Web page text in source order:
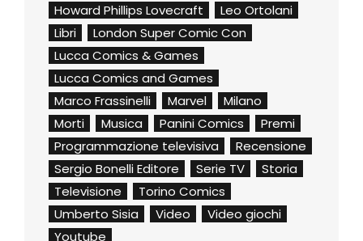
Howard Phillips Lovecraft
Leo Ortolani
Libri
London Super Comic Con
Lucca Comics & Games
Lucca Comics and Games
Marco Frassinelli
Marvel
Milano
Morti
Musica Panini Comics
Premi
Programmazione televisiva
Recensione
Sergio Bonelli Editore
Serie TV
Storia
Televisione
Torino Comics
Umberto Sisia
Video
Video giochi
Youtube